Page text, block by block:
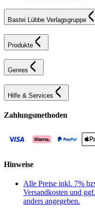
Bastei Lübbe Verlagsgruppe
Produkte
Genres
Hilfe & Services
Zahlungsmethoden
Hinweise
Alle Preise inkl. 7%
Versandkosten und
anders angegeben.